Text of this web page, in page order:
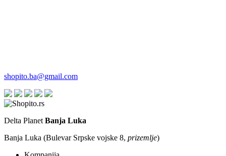
shopito.ba@gmail.com
Delta Planet Banja Luka
Banja Luka (Bulevar Srpske vojske 8, prizemlje)